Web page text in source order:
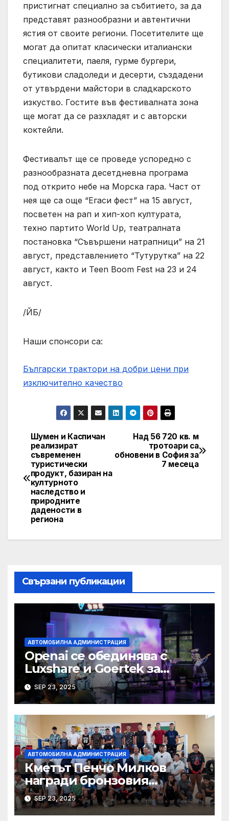
пристигнат специално за събитието, за да
представят разнообразни и автентични
ястия от своите региони. Посетителите ще
могат да опитат класически италиански
специалитети, паеля, гурме бургери,
бутикови сладоледи и десерти, създадени
от утвърдени майстори в сладкарското
изкуство. Гостите във фестивалната зона
ще могат да се разхладят и с авторски
коктейли.
Фестивалът ще се проведе успоредно с
разнообразната десетдневна програма
под открито небе на Морска гара. Част от
нея ще са още “Егаси фест” на 15 август,
посветен на рап и хип-хоп културата,
техно партито World Up, театралната
постановка “Съвършени натрапници” на 21
август, представлението “Тутурутка” на 22
август, както и Teen Boom Fest на 23 и 24
август.
/ЙБ/
Наши спонсори са:
Български трактори на добри цени при
изключително качество
Post
navigation
Над 56 720 кв. м
тротоари са
обновени в София за
7 месеца
Шумен и Каспичан
реализират
съвременен
туристически
продукт, базиран на
културното
наследство и
природните
дадености в
региона
Свързани публикации
АВТОМОБИЛНА АДМИНИСТРАЦИЯ
Openai се обединява с
Luxshare и Goertek за
разработване на ново AI
устройство · Technode
SEP 23, 2025
АВТОМОБИЛНА АДМИНИСТРАЦИЯ
Кметът Пенчо Милков
награди бронзовия
медалист от Световното по
бокс Радослав Росенов
SEP 23, 2025